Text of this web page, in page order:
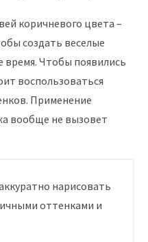
коричневого цвета –
создать веселые
время. Чтобы появились
воспользоваться
Применение
вообще не вызовет
нарисовать
оттенками и